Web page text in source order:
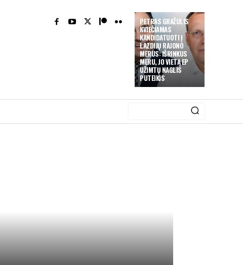
PETRAS GRAŽULIS
KVIEČIAMAS
KANDIDATUOTI Į
LAZDIJŲ RAJONO
MERUS: IŠRINKUS
MERU, JO VIETĄ EP
UŽIMTŲ NAGLIS
PUTEIKIS